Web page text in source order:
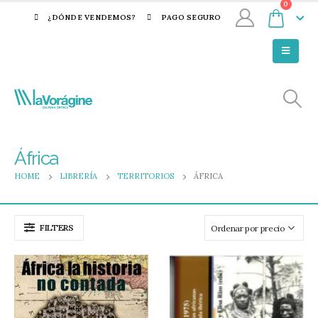
¿DÓNDE VENDEMOS? PAGO SEGURO
0
África
HOME LIBRERÍA TERRITORIOS ÁFRICA
FILTERS